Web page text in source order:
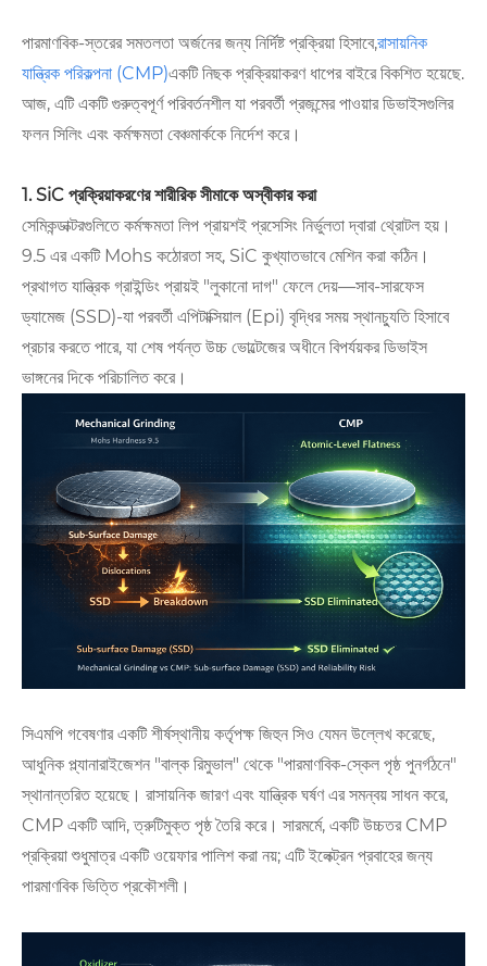
পারমাণবিক-স্তরের সমতলতা অর্জনের জন্য নির্দিষ্ট প্রক্রিয়া হিসাবে,রাসায়নিক
যান্ত্রিক পরিকল্পনা (CMP)একটি নিছক প্রক্রিয়াকরণ ধাপের বাইরে বিকশিত হয়েছে.
আজ, এটি একটি গুরুত্বপূর্ণ পরিবর্তনশীল যা পরবর্তী প্রজন্মের পাওয়ার ডিভাইসগুলির
ফলন সিলিং এবং কর্মক্ষমতা বেঞ্চমার্ককে নির্দেশ করে।
1. SiC প্রক্রিয়াকরণের শারীরিক সীমাকে অস্বীকার করা
সেমিকন্ডাক্টরগুলিতে কর্মক্ষমতা লিপ প্রায়শই প্রসেসিং নির্ভুলতা দ্বারা থ্রোটল হয়।
9.5 এর একটি Mohs কঠোরতা সহ, SiC কুখ্যাতভাবে মেশিন করা কঠিন।
প্রথাগত যান্ত্রিক গ্রাইন্ডিং প্রায়ই "লুকানো দাগ" ফেলে দেয়—সাব-সারফেস
ড্যামেজ (SSD)-যা পরবর্তী এপিটাক্সিয়াল (Epi) বৃদ্ধির সময় স্থানচ্যুতি হিসাবে
প্রচার করতে পারে, যা শেষ পর্যন্ত উচ্চ ভোল্টেজের অধীনে বিপর্যয়কর ডিভাইস
ভাঙ্গনের দিকে পরিচালিত করে।
সিএমপি গবেষণার একটি শীর্ষস্থানীয় কর্তৃপক্ষ জিহুন সিও যেমন উল্লেখ করেছে,
আধুনিক প্ল্যানারাইজেশন "বাল্ক রিমুভাল" থেকে "পারমাণবিক-স্কেল পৃষ্ঠ পুনর্গঠনে"
স্থানান্তরিত হয়েছে। রাসায়নিক জারণ এবং যান্ত্রিক ঘর্ষণ এর সমন্বয় সাধন করে,
CMP একটি আদি, ত্রুটিমুক্ত পৃষ্ঠ তৈরি করে। সারমর্মে, একটি উচ্চতর CMP
প্রক্রিয়া শুধুমাত্র একটি ওয়েফার পালিশ করা নয়; এটি ইলেক্ট্রন প্রবাহের জন্য
পারমাণবিক ভিত্তি প্রকৌশলী।